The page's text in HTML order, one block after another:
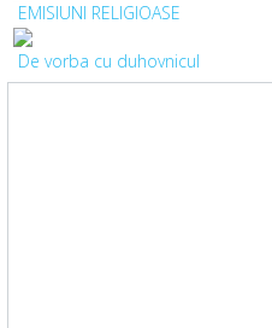
EMISIUNI RELIGIOASE
De vorba cu duhovnicul